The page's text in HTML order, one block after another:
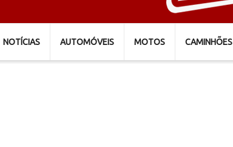
NOTÍCIAS AUTOMÓVEIS MOTOS CAMINHÕES